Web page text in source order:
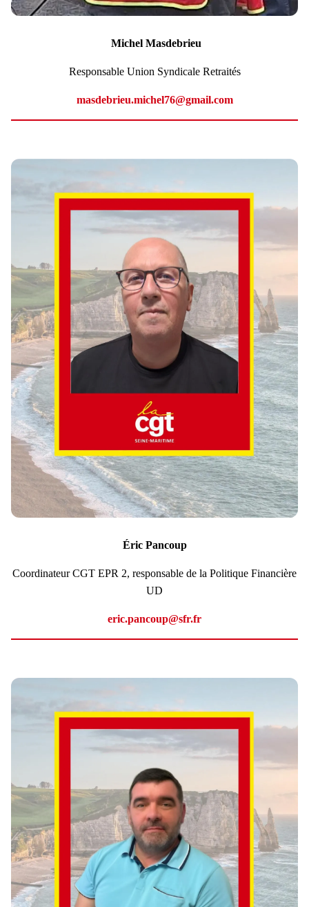
Michel Masdebrieu
Responsable Union Syndicale Retraités
masdebrieu.michel76@gmail.com
Éric Pancoup
Coordinateur CGT EPR 2, responsable de la Politique Financière
UD
eric.pancoup@sfr.fr